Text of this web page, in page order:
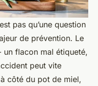
pas qu’une question
de prévention. Le
flacon mal étiqueté,
peut vite
côté du pot de miel,